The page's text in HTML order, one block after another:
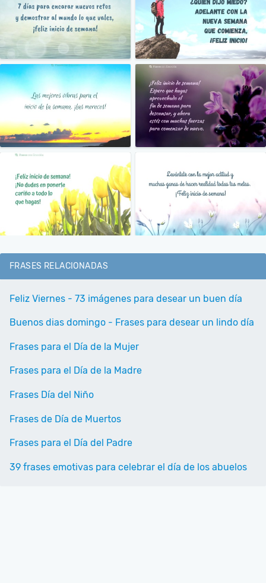
FRASES RELACIONADAS
Feliz Viernes - 73 imágenes para desear un buen día
Buenos dias domingo - Frases para desear un lindo día
Frases para el Día de la Mujer
Frases para el Día de la Madre
Frases Día del Niño
Frases de Día de Muertos
Frases para el Día del Padre
39 frases emotivas para celebrar el día de los abuelos